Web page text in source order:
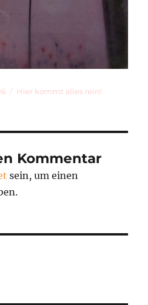
Kategorien
Hier kommt alles rein!
Kommentar
sein, um einen